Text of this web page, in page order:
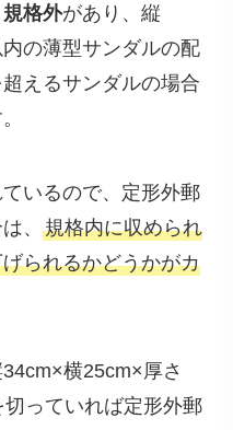
規格外があり、縦
の薄型サンダルの配
えるサンダルの場合
いるので、定形外郵
、規格内に収められ
られるかどうかがカ
横25cm×厚さ
っていれば定形外郵